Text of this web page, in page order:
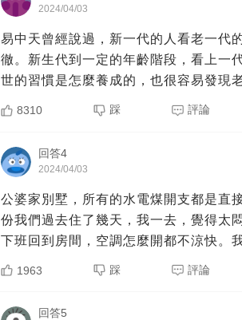
2024/04/03
易中天曾經說過，新一代的人看老一代
徹。新生代到一定的年齡階段，看上一
世的習慣是怎麼養成的，也很容易發現
8310 踩 評論
回答4
2024/04/03
公婆家別墅，所有的水電煤開支都是直
份我們過去住了幾天，我一去，覺得太
下班回到房間，空調怎麼開都不涼快。
1963 踩 評論
回答5